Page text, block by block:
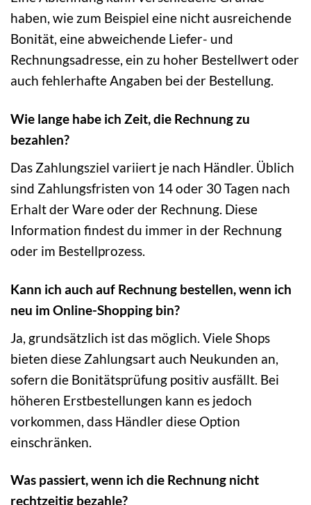
haben, wie zum Beispiel eine nicht ausreichende
Bonität, eine abweichende Liefer- und
Rechnungsadresse, ein zu hoher Bestellwert oder
auch fehlerhafte Angaben bei der Bestellung.
Wie lange habe ich Zeit, die Rechnung zu
bezahlen?
Das Zahlungsziel variiert je nach Händler. Üblich
sind Zahlungsfristen von 14 oder 30 Tagen nach
Erhalt der Ware oder der Rechnung. Diese
Information findest du immer in der Rechnung
oder im Bestellprozess.
Kann ich auch auf Rechnung bestellen, wenn ich
neu im Online-Shopping bin?
Ja, grundsätzlich ist das möglich. Viele Shops
bieten diese Zahlungsart auch Neukunden an,
sofern die Bonitätsprüfung positiv ausfällt. Bei
höheren Erstbestellungen kann es jedoch
vorkommen, dass Händler diese Option
einschränken.
Was passiert, wenn ich die Rechnung nicht
rechtzeitig bezahle?